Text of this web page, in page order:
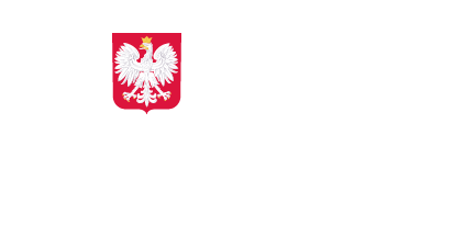
Biuletyn
Informacji
Publicznej